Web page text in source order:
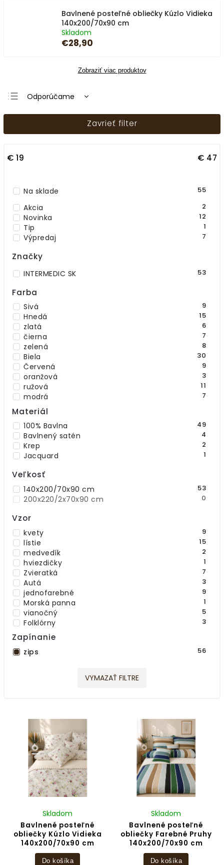
Bavlnené posteľné obliečky Kúzlo Vidieka
140x200/70x90 cm
Skladom
€28,90
Zobraziť viac produktov
Odporúčame
Najlacnejšie
Zavrieť filter
€ 19 € 47
Na sklade 55
Akcia 2
Novinka 12
Tip 1
Výpredaj 7
Značky
INTERMEDIC SK 53
Farba
Sivá 9
Hnedá 15
zlatá 6
čierna 7
zelená 8
Biela 30
Červená 9
oranžová 3
ružová 11
modrá 7
béžová
krémová
žltá 4
Viacfarebné 7
Materiál
100% Bavlna 49
Bavlnený satén 4
Krep 2
Jacquard 1
Veľkosť
140x200/70x90 cm 53
200x220/2x70x90 cm 0
Vzor
kvety 9
lístie 15
medvedík 2
hviezdičky 1
Zvieratká 7
Autá 3
jednofarebné 9
Morská panna 1
vianočný 5
Folklórny 3
Geometrický
Prúžok
Zapínanie
zips 56
VYMAZAŤ FILTRE
Bavlnené posteľné
obliečky Kúzlo Vidieka
140x200/70x90 cm
Skladom
Do košíka
Bavlnené posteľné
obliečky Farebné Pruhy
140x200/70x90 cm
Skladom
Do košíka